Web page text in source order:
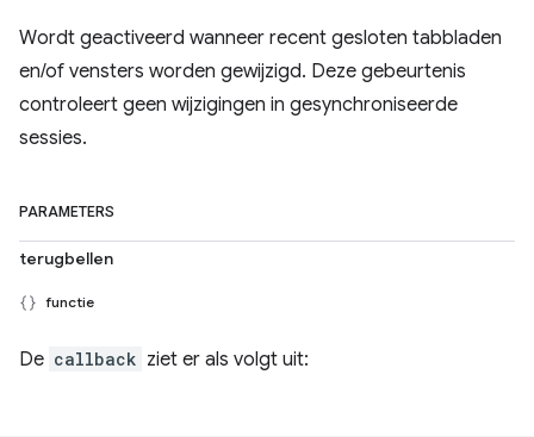
Wordt geactiveerd wanneer recent gesloten tabbladen
en/of vensters worden gewijzigd. Deze gebeurtenis
controleert geen wijzigingen in gesynchroniseerde
sessies.
PARAMETERS
terugbellen
functie
De callback ziet er als volgt uit: